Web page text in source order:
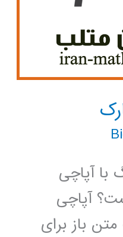
با آپاچی
آپاچی
باز برای